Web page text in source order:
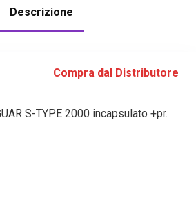
Descrizione
Compra dal Distributore
S-TYPE 2000 incapsulato +pr.